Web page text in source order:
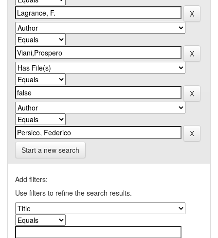
Start a new search
Add filters:
Use filters to refine the search results.